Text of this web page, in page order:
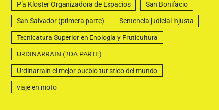
Pía Kloster Organizadora de Espacios San Bonifacio
San Salvador (primera parte) Sentencia judicial injusta
Tecnicatura Superior en Enología y Fruticultura
URDINARRAIN (2DA PARTE)
Urdinarrain el mejor pueblo turístico del mundo
viaje en moto